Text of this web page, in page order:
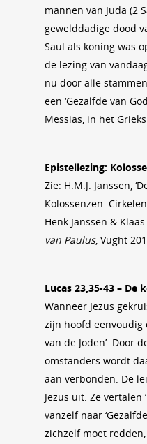
mannen van Juda (2
gewelddadige dood
Saul als koning was
de lezing van
nu door alle
een ‘Gezalfde van
Messias, in het
Epistellezing:
Zie: H.M.J. Janssen,
Kolossenzen.
Henk Janssen &
van Paulus, Vught
Lucas 23,35-43 – De
Wanneer Jezus
zijn hoofd eenvoudig
van de Joden’. Door
omstanders wordt
aan verbonden. De
Jezus uit. Ze vertalen
vanzelf naar
zichzelf moet